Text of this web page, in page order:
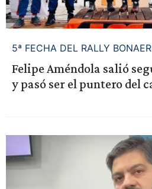
5ª FECHA DEL RALLY
Felipe Améndola salió
y pasó ser el puntero del